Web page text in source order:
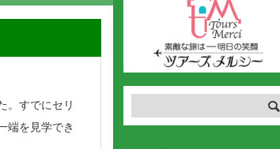
。すでにセリ
端を見学でき